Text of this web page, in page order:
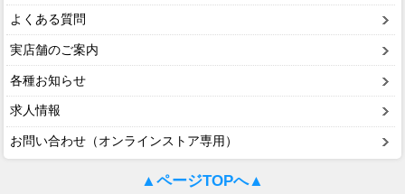
よくある質問
実店舗のご案内
各種お知らせ
求人情報
お問い合わせ（オンラインストア専用）
▲ページTOPへ▲